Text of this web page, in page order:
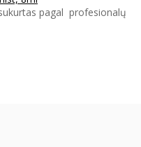
pagal profesionalų